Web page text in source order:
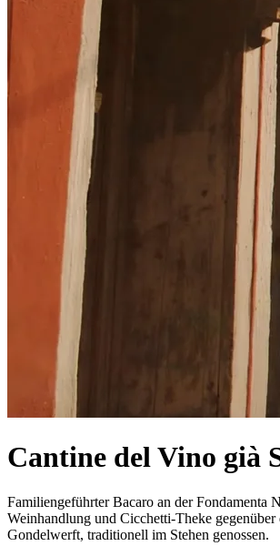
Cantine del Vino già
Familiengeführter Bacaro an der Fondamenta
Weinhandlung und Cicchetti-Theke gegenüber
Gondelwerft, traditionell im Stehen genossen.